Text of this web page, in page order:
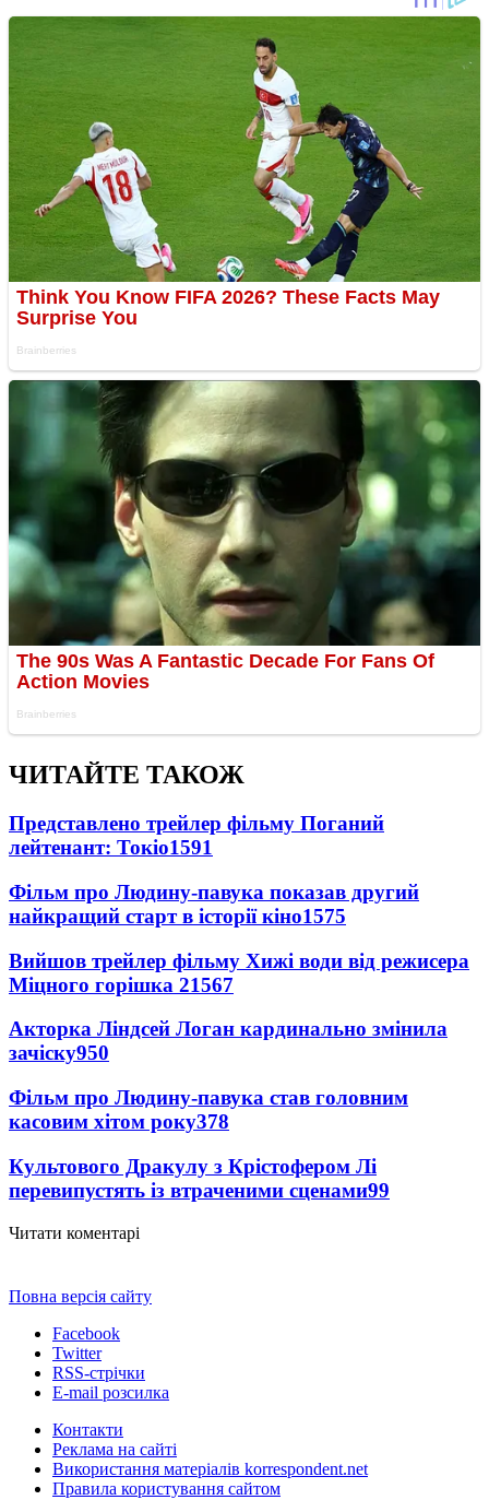
ЧИТАЙТЕ ТАКОЖ
Представлено трейлер фільму Поганий
лейтенант: Токіо1591
Фільм про Людину-павука показав другий
найкращий старт в історії кіно1575
Вийшов трейлер фільму Хижі води від режисера
Міцного горішка 21567
Акторка Ліндсей Логан кардинально змінила
зачіску950
Фільм про Людину-павука став головним
касовим хітом року378
Культового Дракулу з Крістофером Лі
перевипустять із втраченими сценами99
Читати коментарі
Повна версія сайту
Facebook
Twitter
RSS-стрічки
E-mail розсилка
Контакти
Реклама на сайті
Використання матеріалів korrespondent.net
Правила користування сайтом